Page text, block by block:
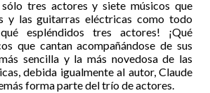
tres actores y siete músicos que
y las guitarras eléctricas como todo
espléndidos tres actores! ¡Qué
que cantan acompañándose de sus
sencilla y la más novedosa de las
debida igualmente al autor, Claude
forma parte del trío de actores.